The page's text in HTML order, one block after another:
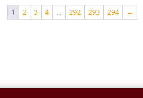
1 2 3 4 … 292 293 294 →